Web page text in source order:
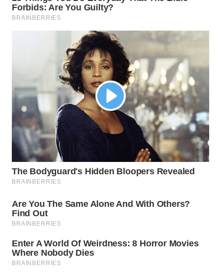
INFRASTRUKTUR
LISTRIK
WAHANA
TRAVEL
WAHANA
TV
WAHANANEWS
WAHANANEWS
CO ID
WAHANANEWS
NET